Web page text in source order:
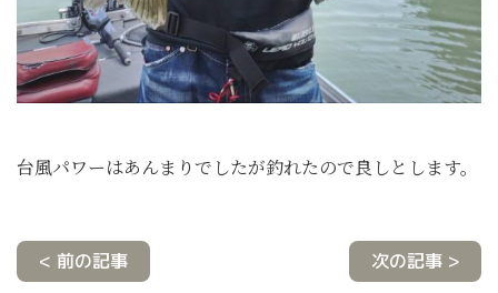
台風パワーはあんまりでしたが釣れたので良しとします。
< 前の記事 次の記事 >